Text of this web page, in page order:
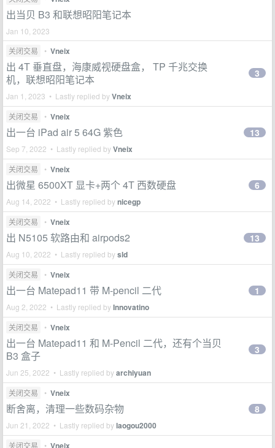
出当贝 B3 和联想昭阳笔记本
Jan 10, 2023
关闭交易
• Vneix
出 4T 垂直盘，海康威视硬盘盒， TP 千兆交换
机，联想昭阳笔记本
Jan 1, 2023 • Lastly replied byVneix
3
关闭交易 • Vneix
出一台 iPad air 5 64G 紫色
Sep 7, 2022 • Lastly replied byVneix
13
关闭交易 • Vneix
出微星 6500XT 显卡+两个 4T 西数硬盘
Aug 14, 2022 • Lastly replied bynicegp
6
关闭交易 • Vneix
出 N5105 软路由和 airpods2
Aug 10, 2022 • Lastly replied bysld
13
关闭交易 • Vneix
出一台 Matepad11 带 M-pencil 二代
Aug 2, 2022 • Lastly replied byInnovatino
1
关闭交易 • Vneix
出一台 Matepad11 和 M-Pencil 二代，还有个当贝
B3 盒子
Jun 25, 2022 • Lastly replied byarchiyuan
3
关闭交易 • Vneix
断舍离，清理一些数码杂物
Jun 21, 2022 • Lastly replied bylaogou2000
8
关闭交易 • Vneix